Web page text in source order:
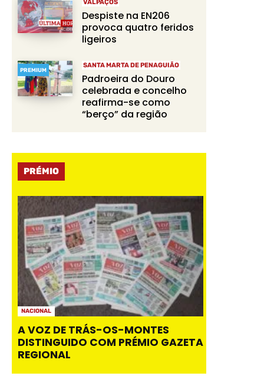
VALPAÇOS
Despiste na EN206
provoca quatro feridos
ligeiros
PREMIUM
SANTA MARTA DE PENAGUIÃO
Padroeira do Douro
celebrada e concelho
reafirma-se como
“berço” da região
PRÉMIO
NACIONAL
A VOZ DE TRÁS-OS-MONTES
DISTINGUIDO COM PRÉMIO GAZETA
REGIONAL